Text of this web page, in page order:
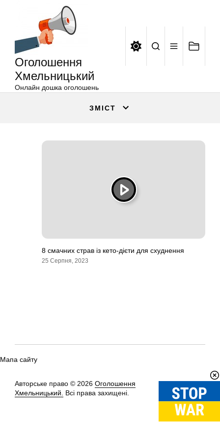
Оголошення
Хмельницький
Онлайн дошка оголошень
ЗМІСТ
8 смачних страв із кето-дієти для схуднення
25 Серпня, 2023
Мапа сайту
Авторське право © 2026 Оголошення
Хмельницький.
Всі права захищені.
Вгору↑